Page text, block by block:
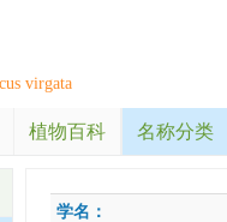
virgata
植物百科 名称分类
学名：